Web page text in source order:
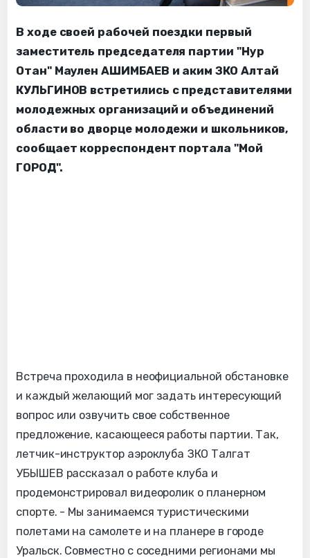
В ходе своей рабочей поездки первый
заместитель председателя партии "Нур
Отан" Маулен АШИМБАЕВ и аким ЗКО Алтай
КУЛЬГИНОВ встретились с представителями
молодежных организаций и объединений
области во дворце молодежи и школьников,
сообщает корреспондент портала "Мой
ГОРОД".
Встреча проходила в неофициальной обстановке
и каждый желающий мог задать интересующий
вопрос или озвучить свое собственное
предложение, касающееся работы партии. Так,
летчик-инструктор аэроклуба ЗКО Талгат
УБЫШЕВ рассказал о работе клуба и
продемонстрировал видеоролик о планерном
спорте. - Мы занимаемся туристическими
полетами на самолете и на планере в городе
Уральск. Совместно с соседними регионами мы